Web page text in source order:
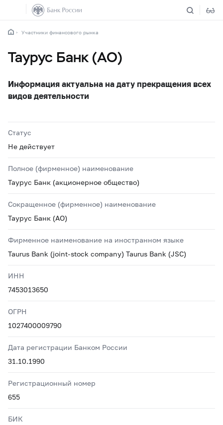
Участники финансового рынка
Таурус Банк (АО)
Информация актуальна на дату прекращения всех
видов деятельности
Статус
Не действует
Полное (фирменное) наименование
Таурус Банк (акционерное общество)
Сокращенное (фирменное) наименование
Таурус Банк (АО)
Фирменное наименование на иностранном языке
Taurus Bank (joint-stock company) Taurus Bank (JSC)
ИНН
7453013650
ОГРН
1027400009790
Дата регистрации Банком России
31.10.1990
Регистрационный номер
655
БИК